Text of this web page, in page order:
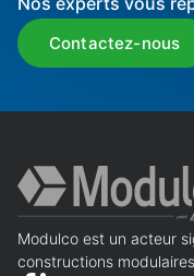
Contactez-nous
Modulco est un acteur
constructions